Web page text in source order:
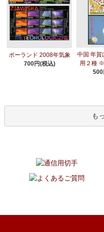
ポーランド 2008年気象
700円(税込)
中国 年賀
用２種
500
も